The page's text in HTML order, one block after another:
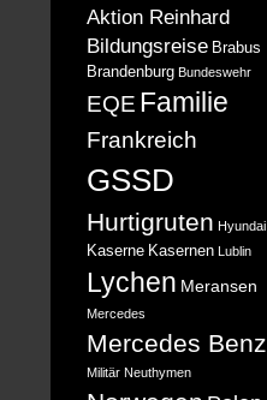
Aktion Reinhard
Bildungsreise Brabus
Brandenburg Bundeswehr
EQE Familie
Frankreich
GSSD
Hurtigruten Hyundai
Kaserne Kasernen Lublin
Lychen Meransen
Mercedes
Mercedes Benz
Militär Neuthymen